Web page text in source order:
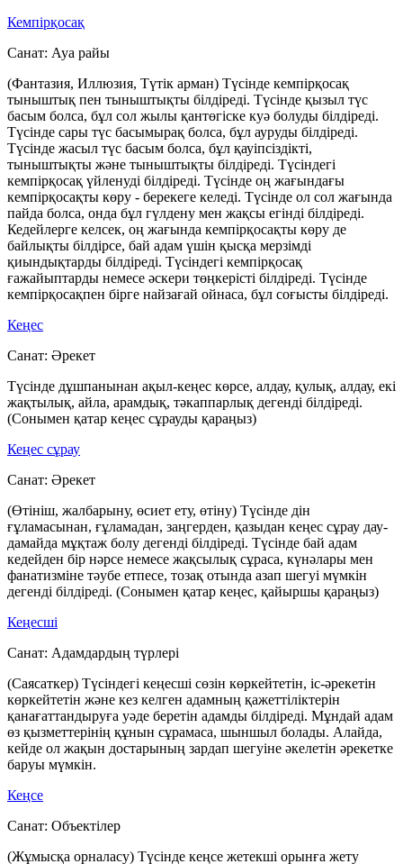
Кемпірқосақ
Санат: Ауа райы
(Фантазия, Иллюзия, Түтік арман) Түсінде кемпірқосақ
тыныштық пен тыныштықты білдіреді. Түсінде қызыл түс
басым болса, бұл сол жылы қантөгіске куә болуды білдіреді.
Түсінде сары түс басымырақ болса, бұл ауруды білдіреді.
Түсінде жасыл түс басым болса, бұл қауіпсіздікті,
тыныштықты және тыныштықты білдіреді. Түсіндегі
кемпірқосақ үйленуді білдіреді. Түсінде оң жағындағы
кемпірқосақты көру - берекеге келеді. Түсінде ол сол жағында
пайда болса, онда бұл гүлдену мен жақсы егінді білдіреді.
Кедейлерге келсек, оң жағында кемпірқосақты көру де
байлықты білдірсе, бай адам үшін қысқа мерзімді
қиындықтарды білдіреді. Түсіндегі кемпірқосақ
ғажайыптарды немесе әскери төңкерісті білдіреді. Түсінде
кемпірқосақпен бірге найзағай ойнаса, бұл соғысты білдіреді.
Кеңес
Санат: Әрекет
Түсінде дұшпанынан ақыл-кеңес көрсе, алдау, қулық, алдау, екі
жақтылық, айла, арамдық, тәкаппарлық дегенді білдіреді.
(Сонымен қатар кеңес сұрауды қараңыз)
Кеңес сұрау
Санат: Әрекет
(Өтініш, жалбарыну, өсиет ету, өтіну) Түсінде дін
ғұламасынан, ғұламадан, заңгерден, қазыдан кеңес сұрау дау-
дамайда мұқтаж болу дегенді білдіреді. Түсінде бай адам
кедейден бір нәрсе немесе жақсылық сұраса, күнәлары мен
фанатизміне тәубе етпесе, тозақ отында азап шегуі мүмкін
дегенді білдіреді. (Сонымен қатар кеңес, қайыршы қараңыз)
Кеңесші
Санат: Адамдардың түрлері
(Саясаткер) Түсіндегі кеңесші сөзін көркейтетін, іс-әрекетін
көркейтетін және кез келген адамның қажеттіліктерін
қанағаттандыруға уәде беретін адамды білдіреді. Мұндай адам
өз қызметтерінің құнын сұрамаса, шыншыл болады. Алайда,
кейде ол жақын достарының зардап шегуіне әкелетін әрекетке
баруы мүмкін.
Кеңсе
Санат: Объектілер
(Жұмысқа орналасу) Түсінде кеңсе жетекші орынға жету